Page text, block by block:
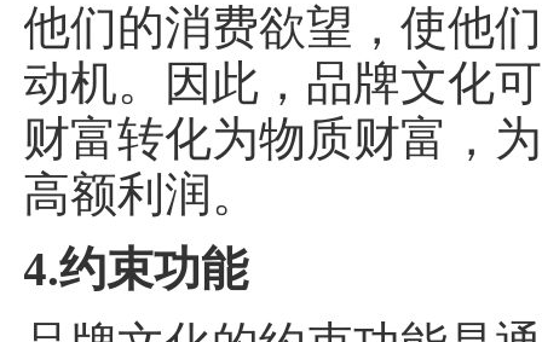
他们的消费欲望，使他
动机。因此，品牌文化
财富转化为物质财富，
高额利润。
4.约束功能